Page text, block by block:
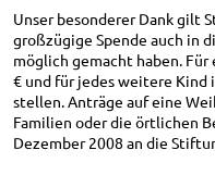
Unser besonderer Dank gilt
großzügige Spende auch in
möglich gemacht haben.
€ und für jedes weitere Kind
stellen. Anträge auf eine
Familien oder die örtlichen
Dezember 2008 an die